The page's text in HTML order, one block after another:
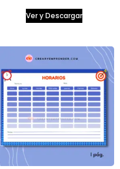
Ver y Descargar